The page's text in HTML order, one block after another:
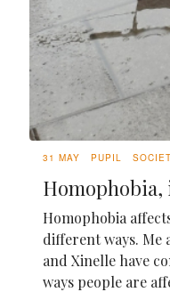
31 MAY PUPIL
Homophobia
different ways. Me
and Xinelle have
ways people are